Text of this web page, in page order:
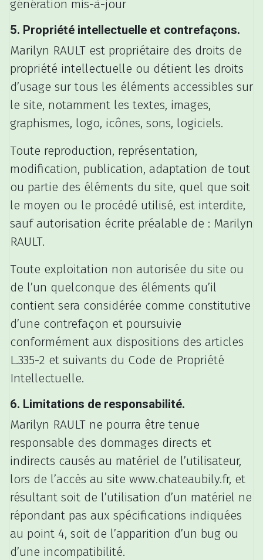
génération mis-à-jour
5. Propriété intellectuelle et contrefaçons.
Marilyn RAULT est propriétaire des droits de
propriété intellectuelle ou détient les droits
d’usage sur tous les éléments accessibles sur
le site, notamment les textes, images,
graphismes, logo, icônes, sons, logiciels.
Toute reproduction, représentation,
modification, publication, adaptation de tout
ou partie des éléments du site, quel que soit
le moyen ou le procédé utilisé, est interdite,
sauf autorisation écrite préalable de : Marilyn
RAULT.
Toute exploitation non autorisée du site ou
de l’un quelconque des éléments qu’il
contient sera considérée comme constitutive
d’une contrefaçon et poursuivie
conformément aux dispositions des articles
L.335-2 et suivants du Code de Propriété
Intellectuelle.
6. Limitations de responsabilité.
Marilyn RAULT ne pourra être tenue
responsable des dommages directs et
indirects causés au matériel de l’utilisateur,
lors de l’accès au site www.chateaubily.fr, et
résultant soit de l’utilisation d’un matériel ne
répondant pas aux spécifications indiquées
au point 4, soit de l’apparition d’un bug ou
d’une incompatibilité.